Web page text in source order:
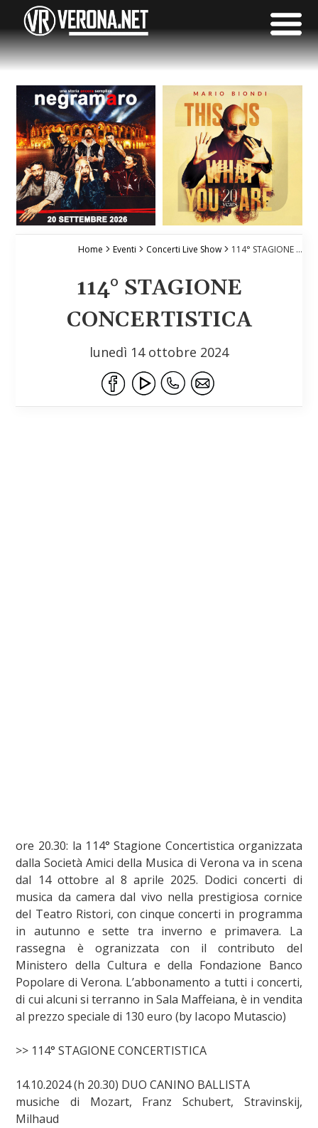
Home Eventi Concerti Live Show 114° STAGIONE CONCERTISTICA
114° STAGIONE
CONCERTISTICA
lunedì 14 ottobre 2024
ore 20.30: la 114° Stagione Concertistica organizzata
dalla Società Amici della Musica di Verona va in scena
dal 14 ottobre al 8 aprile 2025. Dodici concerti di
musica da camera dal vivo nella prestigiosa cornice
del Teatro Ristori, con cinque concerti in programma
in autunno e sette tra inverno e primavera. La
rassegna è ogranizzata con il contributo del
Ministero della Cultura e della Fondazione Banco
Popolare di Verona. L’abbonamento a tutti i concerti,
di cui alcuni si terranno in Sala Maffeiana, è in vendita
al prezzo speciale di 130 euro (by Iacopo Mutascio)
>> 114° STAGIONE CONCERTISTICA
14.10.2024 (h 20.30) DUO CANINO BALLISTA
musiche di Mozart, Franz Schubert, Stravinskij,
Milhaud